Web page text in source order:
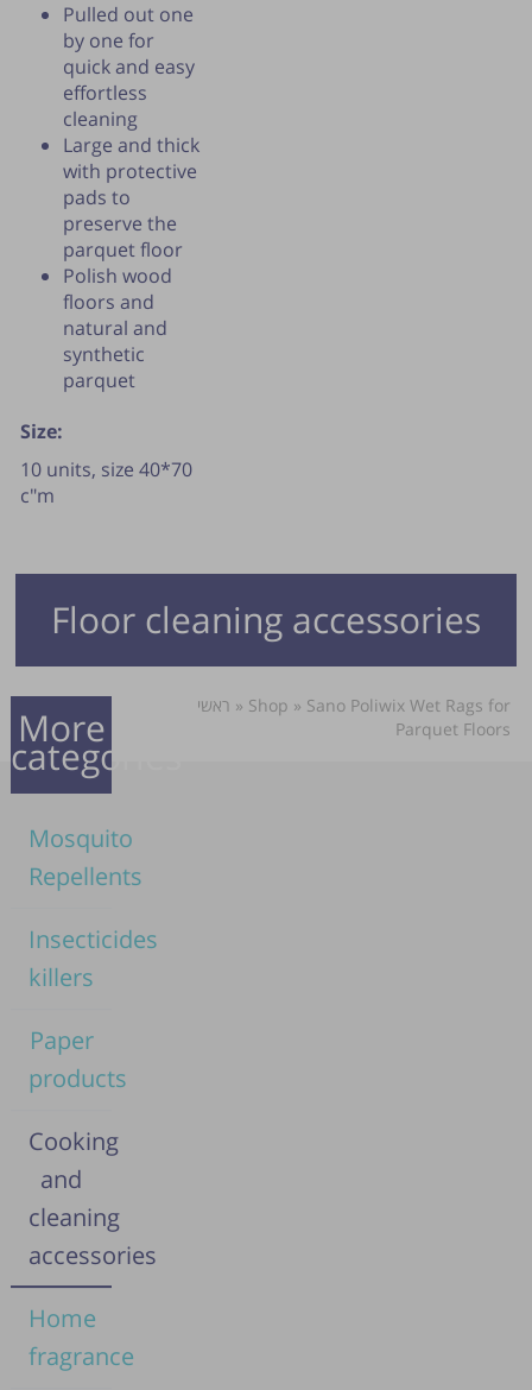
Floor cleaning accessories
Pulled out one
by one for
quick and easy
effortless
cleaning
Large and thick
with protective
pads to
preserve the
parquet floor
Polish wood
floors and
natural and
synthetic
parquet
Size:
10 units, size 40*70
c"m
More
categories
Mosquito
Repellents
Insecticides
killers
Paper
products
Cooking
and
cleaning
accessories
Home
fragrance
ראשי » Shop » Sano Poliwix Wet Rags for
Parquet Floors